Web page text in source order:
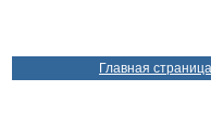
Главная страница